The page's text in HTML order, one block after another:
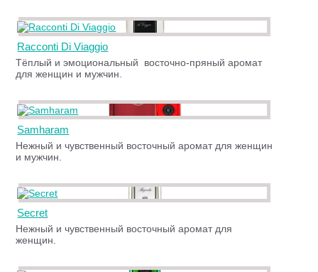
Racconti Di Viaggio
Тёплый и эмоциональный восточно-пряный аромат
для женщин и мужчин.
Samharam
Нежный и чувственный восточный аромат для женщин
и мужчин.
Secret
Нежный и чувственный восточный аромат для
женщин.